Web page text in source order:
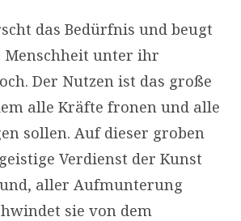
das Bedürfnis und beugt
Menschheit unter ihr
Der Nutzen ist das große
alle Kräfte fronen und alle
sollen. Auf dieser groben
Verdienst der Kunst
aller Aufmunterung
sie von dem